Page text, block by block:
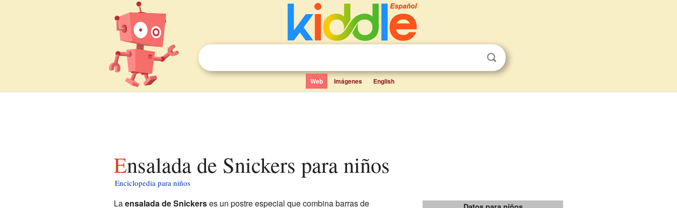
Web Imágenes English
Ensalada de Snickers para niños
Enciclopedia para niños
Laensalada de Snickerses un postre especial que combina barras de